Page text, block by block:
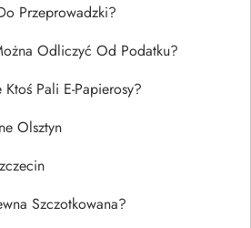
Przeprowadzki?
Odliczyć Od Podatku?
Pali E-Papierosy?
Olsztyn
Szczotkowana?